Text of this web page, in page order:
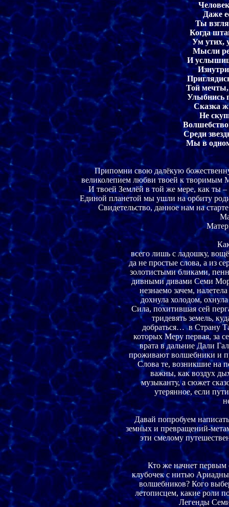
Даже
Ты
Когда
Ум утих,
Мысли
И
Той мечты,
Улыбнись
Сказка
Не
Среди
Мы в
Припомни свою далёкую
великолепием любви твоей к
И твоей Землёй в той же мере, как
Единой планетой мы ушли на орбиту
Свидетельство, данное нам на
всего лишь с ладошку,
да не простые слова, а из
золотистыми бликами,
дивными дивами Семи
незнаемо зачем,
дохнула холодом,
Сила, похитившая сей
тридевять земель,
добраться…  в Страну
которых Меру первая, за
врата в дальние Дали
проживают волшебники и
Слова те, возникшие на
важны, как воздух
музыканту, а сюжет
утерянное, если
Давай попробуем
земных и превращений-
эти смелому
Кто же начнет первым
клубочек с нитью
волшебников? Кого
летописцем, какие роли
Легенды